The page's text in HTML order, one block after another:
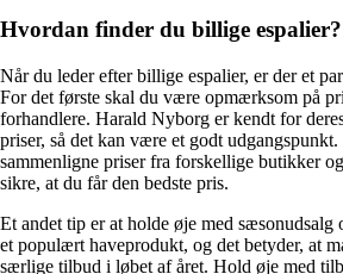
Hvordan finder du billige espalier?
Når du leder efter billige espalier, er der et
For det første skal du være opmærksom på
forhandlere. Harald Nyborg er kendt for
priser, så det kan være et godt
sammenligne priser fra forskellige butikker
sikre, at du får den bedste pris.
Et andet tip er at holde øje med sæsonudsalg
et populært haveprodukt, og det betyder, at
særlige tilbud i løbet af året. Hold øje med